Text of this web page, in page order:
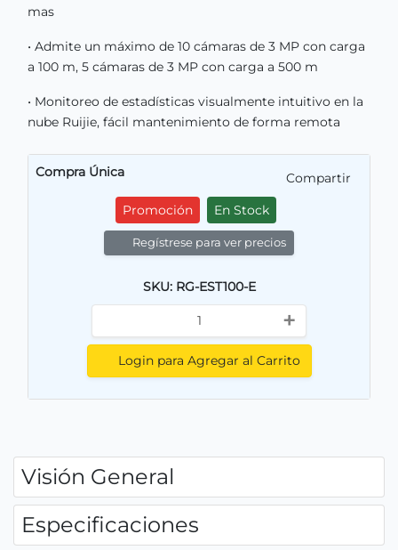
mas
• Admite un máximo de 10 cámaras de 3 MP con carga
a 100 m, 5 cámaras de 3 MP con carga a 500 m
• Monitoreo de estadísticas visualmente intuitivo en la
nube Ruijie, fácil mantenimiento de forma remota
Compra Única
Compartir
Promoción
En Stock
Regístrese para ver precios
SKU: RG-EST100-E
+
Login para Agregar al Carrito
Visión General
Especificaciones